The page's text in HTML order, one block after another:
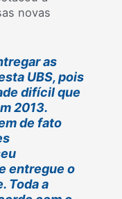
novas
as
UBS, pois
difícil que
2013.
de fato
entregue o
Toda a